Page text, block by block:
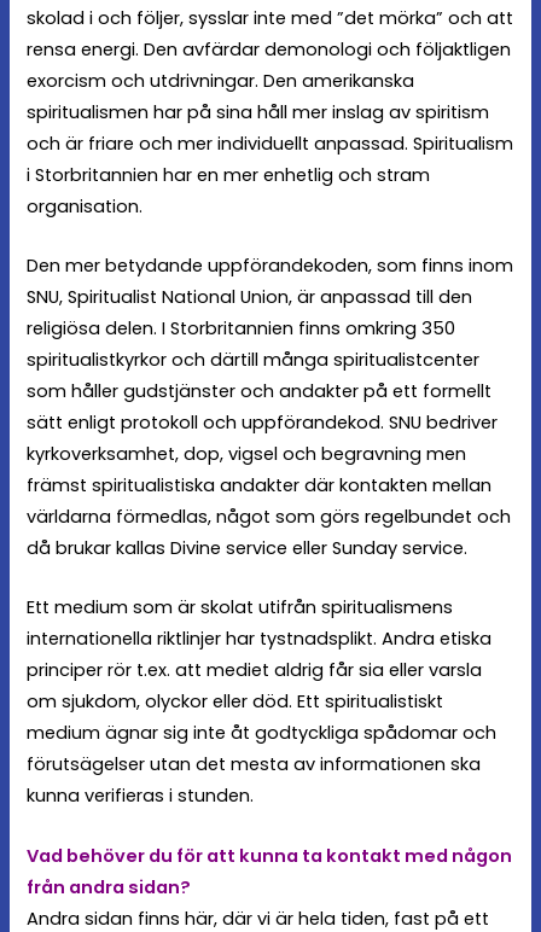
skolad i och följer, sysslar inte med ”det mörka” och att
rensa energi. Den avfärdar demonologi och följaktligen
exorcism och utdrivningar. Den amerikanska
spiritualismen har på sina håll mer inslag av spiritism
och är friare och mer individuellt anpassad. Spiritualism
i Storbritannien har en mer enhetlig och stram
organisation.
Den mer betydande uppförandekoden, som finns inom
SNU, Spiritualist National Union, är anpassad till den
religiösa delen. I Storbritannien finns omkring 350
spiritualistkyrkor och därtill många spiritualistcenter
som håller gudstjänster och andakter på ett formellt
sätt enligt protokoll och uppförandekod. SNU bedriver
kyrkoverksamhet, dop, vigsel och begravning men
främst spiritualistiska andakter där kontakten mellan
världarna förmedlas, något som görs regelbundet och
då brukar kallas Divine service eller Sunday service.
Ett medium som är skolat utifrån spiritualismens
internationella riktlinjer har tystnadsplikt. Andra etiska
principer rör t.ex. att mediet aldrig får sia eller varsla
om sjukdom, olyckor eller död. Ett spiritualistiskt
medium ägnar sig inte åt godtyckliga spådomar och
förutsägelser utan det mesta av informationen ska
kunna verifieras i stunden.
Vad behöver du för att kunna ta kontakt med någon
från andra sidan?
Andra sidan finns här, där vi är hela tiden, fast på ett